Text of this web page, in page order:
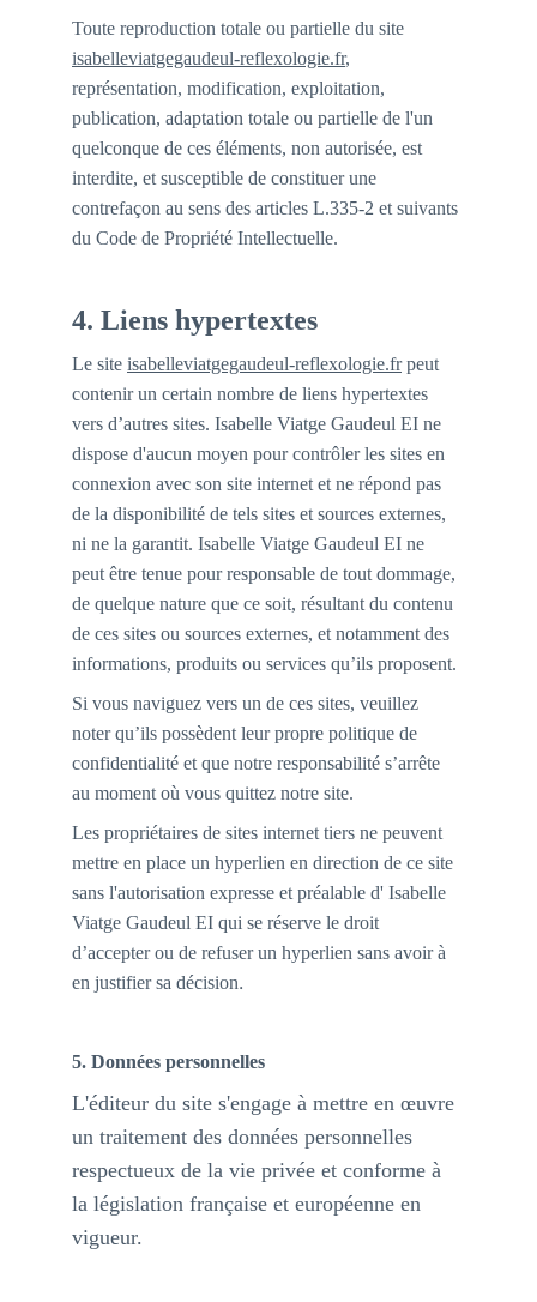
Toute reproduction totale ou partielle du site
isabelleviatgegaudeul-reflexologie.fr,
représentation, modification, exploitation,
publication, adaptation totale ou partielle de l'un
quelconque de ces éléments, non autorisée, est
interdite, et susceptible de constituer une
contrefaçon au sens des articles L.335-2 et suivants
du Code de Propriété Intellectuelle.
4. Liens hypertextes
Le site isabelleviatgegaudeul-reflexologie.fr peut
contenir un certain nombre de liens hypertextes
vers d’autres sites. Isabelle Viatge Gaudeul EI ne
dispose d'aucun moyen pour contrôler les sites en
connexion avec son site internet et ne répond pas
de la disponibilité de tels sites et sources externes,
ni ne la garantit. Isabelle Viatge Gaudeul EI ne
peut être tenue pour responsable de tout dommage,
de quelque nature que ce soit, résultant du contenu
de ces sites ou sources externes, et notamment des
informations, produits ou services qu’ils proposent.
Si vous naviguez vers un de ces sites, veuillez
noter qu’ils possèdent leur propre politique de
confidentialité et que notre responsabilité s’arrête
au moment où vous quittez notre site.
Les propriétaires de sites internet tiers ne peuvent
mettre en place un hyperlien en direction de ce site
sans l'autorisation expresse et préalable d' Isabelle
Viatge Gaudeul EI qui se réserve le droit
d’accepter ou de refuser un hyperlien sans avoir à
en justifier sa décision.
5. Données personnelles
L'éditeur du site s'engage à mettre en œuvre
un traitement des données personnelles
respectueux de la vie privée et conforme à
la législation française et européenne en
vigueur.